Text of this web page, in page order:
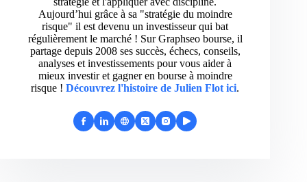
Aujourd’hui grâce à sa "stratégie du moindre
risque" il est devenu un investisseur qui bat
régulièrement le marché ! Sur Graphseo bourse, il
partage depuis 2008 ses succès, échecs, conseils,
analyses et investissements pour vous aider à
mieux investir et gagner en bourse à moindre
risque ! Découvrez l'histoire de Julien Flot ici.